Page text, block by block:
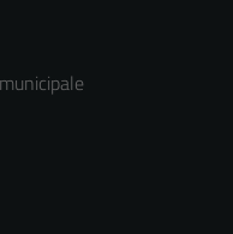
essere